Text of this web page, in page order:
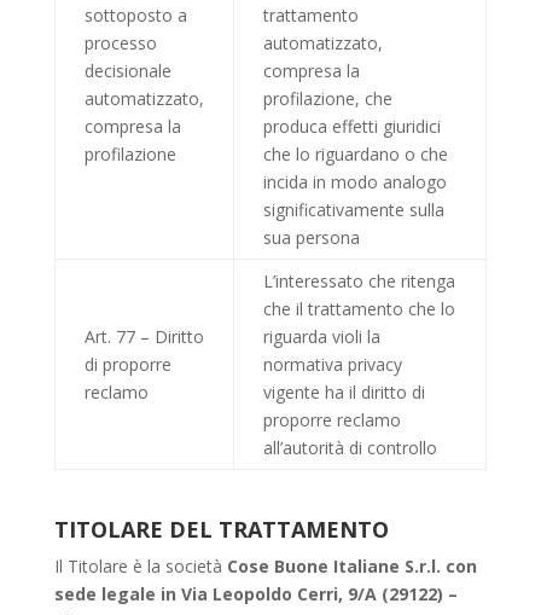
sottoposto a
processo
decisionale
automatizzato,
compresa la
profilazione
trattamento
automatizzato,
compresa la
profilazione, che
produca effetti giuridici
che lo riguardano o che
incida in modo analogo
significativamente sulla
sua persona
Art. 77 – Diritto
di proporre
reclamo
L’interessato che ritenga
che il trattamento che lo
riguarda violi la
normativa privacy
vigente ha il diritto di
proporre reclamo
all’autorità di controllo
TITOLARE DEL TRATTAMENTO
Il Titolare è la società Cose Buone Italiane S.r.l. con
sede legale in Via Leopoldo Cerri, 9/A (29122) –